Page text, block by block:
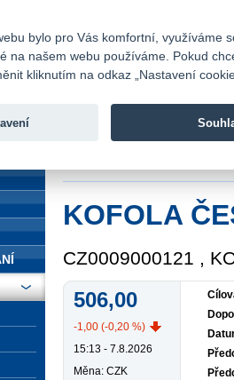
Fio banka
KOFOLA
CZ0009000121 ,
506,00
-1,00 (-0,20 %)
15:13 - 7.8.2026
Měna: CZK
bylo pro Vás komfortní, využíváme
na našem webu používáme. Pokud
kliknutím na odkaz „Nastavení